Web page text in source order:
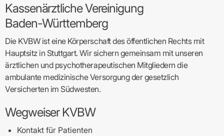
Kassenärztliche Vereinigung
Baden-Württemberg
Die KVBW ist eine Körperschaft des öffentlichen Rechts mit
Hauptsitz in Stuttgart. Wir sichern gemeinsam mit unseren
ärztlichen und psychotherapeutischen Mitgliedern die
ambulante medizinische Versorgung der gesetzlich
Versicherten im Südwesten.
Wegweiser KVBW
Kontakt für Patienten